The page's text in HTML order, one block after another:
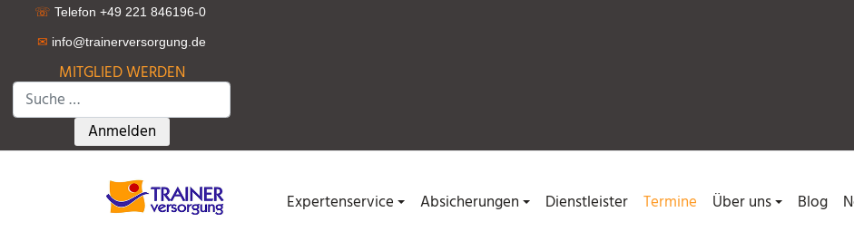
☏ Telefon +49 221 846196-0
✉ info@trainerversorgung.de
MITGLIED WERDEN
Suchen
Type 2 or more characters for results.
Anmelden
Expertenservice Absicherungen Dienstleister Termine Über uns Blog